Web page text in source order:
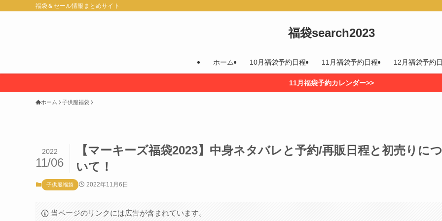
福袋＆セール情報まとめサイト
福袋search2023
ホーム 10月福袋予約日程 11月福袋予約日程 12月福袋予約
11月福袋予約カレンダー>>
ホーム 子供服福袋
【マーキーズ福袋2023】中身ネタバレと予約/再販日程と初売りにつ
いて！
2022
11/06
子供服福袋 2022年11月6日
当ページのリンクには広告が含まれています。